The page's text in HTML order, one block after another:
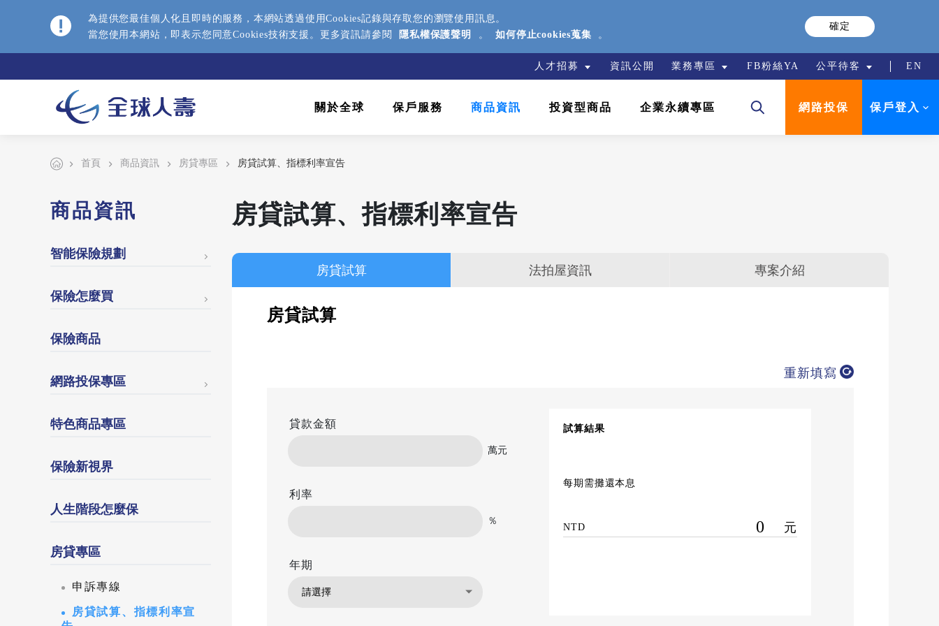
為提供您最佳個人化且即時的服務，本網站透過使用Cookies記錄與存取您的瀏覽使用訊息。
當您使用本網站，即表示您同意Cookies技術支援。更多資訊請參閱
隱私權保護聲明 。 如何停止cookies蒐集 。
確定
關於全球 保戶服務 商品資訊 投資型商品 企業永續專區 網路投保 保戶登入
人才招募 資訊公開 業務專區 FB粉絲YA 公平待客 EN
首頁 商品資訊 房貸專區 房貸試算、指標利率宣告
商品資訊
智能保險規劃
保險怎麼買
保險商品
網路投保專區
特色商品專區
保險新視界
人生階段怎麼保
房貸專區
申訴專線
房貸試算、指標利率宣
房貸試算、指標利率宣告
房貸試算 法拍屋資訊 專案介紹
房貸試算
重新填寫
貸款金額
萬元
利率
％
年期
試算結果
每期需攤還本息
NTD 0 元